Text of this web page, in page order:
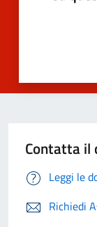
Contatta il
Leggi le
Richiedi